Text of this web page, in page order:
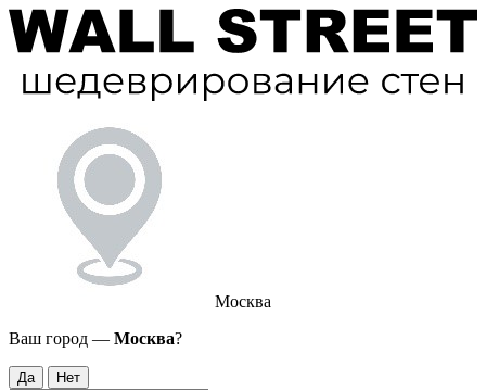
Москва
Ваш город — Москва?
Да Нет